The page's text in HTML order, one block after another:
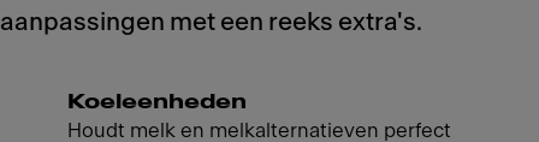
aanpassingen met een reeks extra's.
Koeleenheden
Houdt melk en melkalternatieven perfect